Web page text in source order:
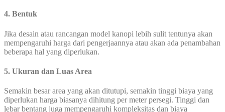
4. Bentuk
Jika desain atau rancangan model kanopi lebih sulit tentunya akan
mempengaruhi harga dari pengerjaannya atau akan ada penambahan
beberapa hal yang diperlukan.
5. Ukuran dan Luas Area
Semakin besar area yang akan ditutupi, semakin tinggi biaya yang
diperlukan harga biasanya dihitung per meter persegi. Tinggi dan
lebar bentang juga mempengaruhi kompleksitas dan biaya